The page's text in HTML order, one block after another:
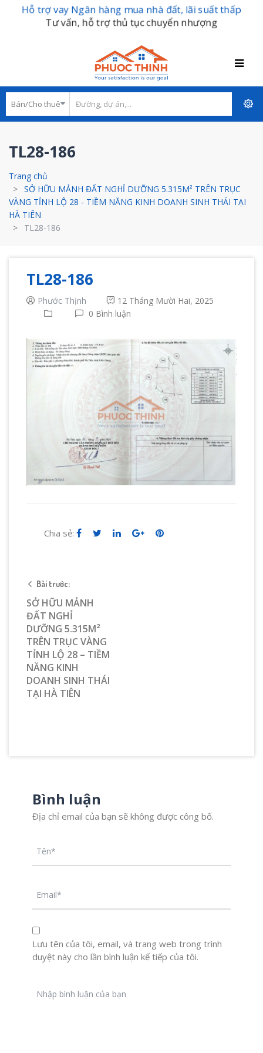
Hỗ trợ vay Ngân hàng mua nhà đất, lãi suất thấp
Tư vấn, hỗ trợ thủ tục chuyển nhượng
TL28-186
Trang chủ
SỞ HỮU MẢNH ĐẤT NGHỈ DƯỠNG 5.315M² TRÊN TRỤC
VÀNG TỈNH LỘ 28 - TIỀM NĂNG KINH DOANH SINH THÁI TẠI
HÀ TIÊN
TL28-186
TL28-186
Phước Thịnh
12 Tháng Mười Hai, 2025
0 Bình luận
Chia sẻ:
Bài trước:
SỞ HỮU MẢNH
ĐẤT NGHỈ
DƯỠNG 5.315M²
TRÊN TRỤC VÀNG
TỈNH LỘ 28 – TIỀM
NĂNG KINH
DOANH SINH THÁI
TẠI HÀ TIÊN
Bình luận
Địa chỉ email của bạn sẽ không được công bố.
Lưu tên của tôi, email, và trang web trong trình
duyệt này cho lần bình luận kế tiếp của tôi.